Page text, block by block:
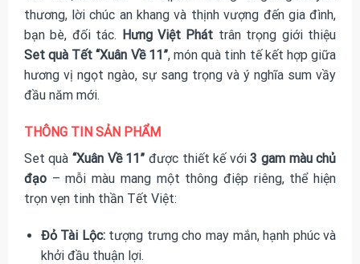
thương, lời chúc an khang và thịnh vượng đến gia đình,
bạn bè, đối tác. Hưng Việt Phát trân trọng giới thiệu
Set quà Tết “Xuân Về 11”, món quà tinh tế kết hợp giữa
hương vị ngọt ngào, sự sang trọng và ý nghĩa sum vầy
đầu năm mới.
THÔNG TIN SẢN PHẨM
Set quà“Xuân Về 11” được thiết kế với3 gam màu chủ
đạo– mỗi màu mang một thông điệp riêng, thể hiện
trọn vẹn tinh thần Tết Việt:
Đỏ Tài Lộc:tượng trưng cho may mắn, hạnh phúc và
khởi đầu thuận lợi.